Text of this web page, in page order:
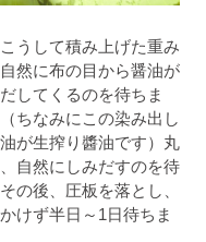
うして積み上げた重み
然に布の目から醤油が
してくるのを待ちま
ちなみにこの染み出し
が生搾り醬油です）丸
自然にしみだすのを待
の後、圧板を落とし、
けず半日～1日待ちま